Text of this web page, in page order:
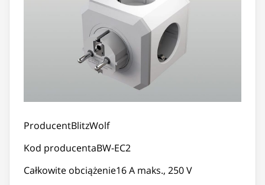
ProducentBlitzWolf
Kod producentaBW-EC2
Całkowite obciążenie16 A maks., 250 V